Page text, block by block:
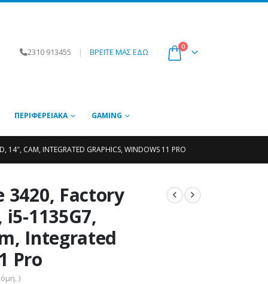
2310 913455 | ΒΡΕΙΤΕ ΜΑΣ ΕΔΩ
0
ΠΕΡΙΦΕΡΕΙΑΚΆ GAMING
14″, CAM, INTEGRATED GRAPHICS, WINDOWS 11 PRO
3420, Factory
1135G7,
Integrated
Pro
)